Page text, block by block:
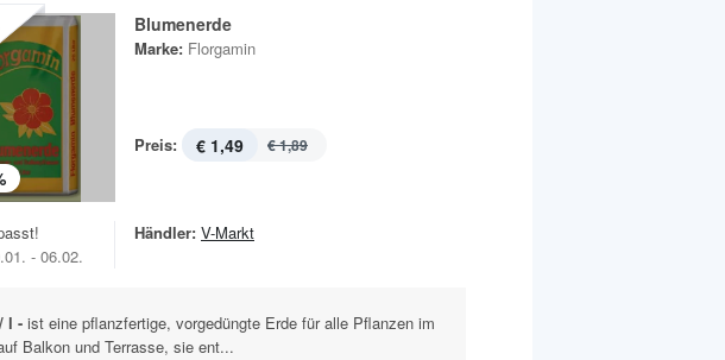
Blumenerde
Marke: Florgamin
Preis: € 1,49 € 1,89
- 06.02.
Händler: V-Markt
l - ist eine pflanzfertige, vorgedüngte Erde für alle Pflanzen im
Balkon und Terrasse, sie ent...